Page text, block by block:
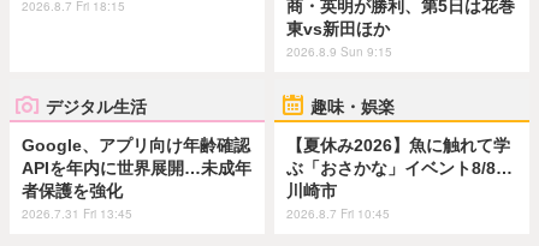
2026.8.7 Fri 18:15
商・英明が勝利、第5日は花巻
東vs新田ほか
2026.8.9 Sun 9:15
デジタル生活
Google、アプリ向け年齢確認
APIを年内に世界展開…未成年
者保護を強化
2026.7.31 Fri 13:45
趣味・娯楽
【夏休み2026】魚に触れて学
ぶ「おさかな」イベント8/8…
川崎市
2026.8.7 Fri 10:45